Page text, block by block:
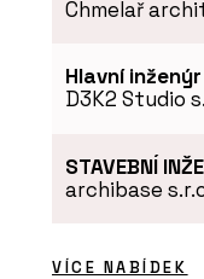
Chmelař
Hlavní
D3K2 Studio
STAVEBNÍ
archibase
VÍCE NABÍDEK